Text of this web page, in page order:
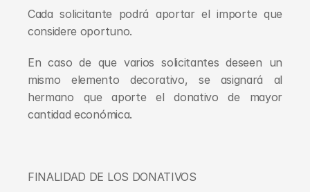
Cada solicitante podrá aportar el importe que
considere oportuno.
En caso de que varios solicitantes deseen un
mismo elemento decorativo, se asignará al
hermano que aporte el donativo de mayor
cantidad económica.
FINALIDAD DE LOS DONATIVOS